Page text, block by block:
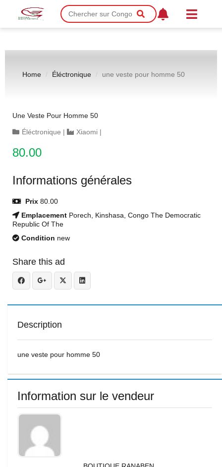
Home Éléctronique une veste pour homme 50
Une Veste Pour Homme 50
Éléctronique | Xiaomi |
80.00
Informations générales
Prix 80.00
Emplacement Porech, Kinshasa, Congo The Democratic
Republic Of The
Condition new
Share this ad
Description
une veste pour homme 50
Information sur le vendeur